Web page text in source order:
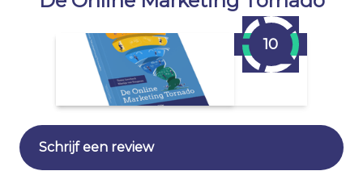
10
Schrijf een review